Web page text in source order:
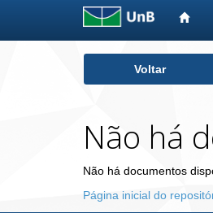
Voltar
Não há
Não há documentos
Página inicial do